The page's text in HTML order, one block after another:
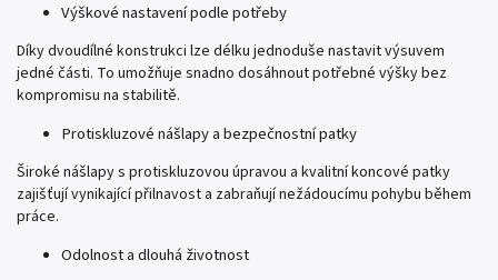
Výškové nastavení podle potřeby
Díky dvoudílné konstrukci lze délku jednoduše nastavit výsuvem
jedné části. To umožňuje snadno dosáhnout potřebné výšky bez
kompromisu na stabilitě.
Protiskluzové nášlapy a bezpečnostní patky
Široké nášlapy s protiskluzovou úpravou a kvalitní koncové patky
zajišťují vynikající přilnavost a zabraňují nežádoucímu pohybu během
práce.
Odolnost a dlouhá životnost